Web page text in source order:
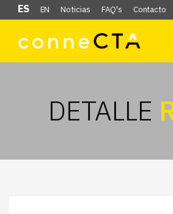
ES EN Noticias FAQ's Contacto
DETALLE